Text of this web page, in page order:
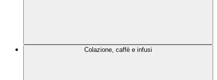
Colazione, caffè e infusi